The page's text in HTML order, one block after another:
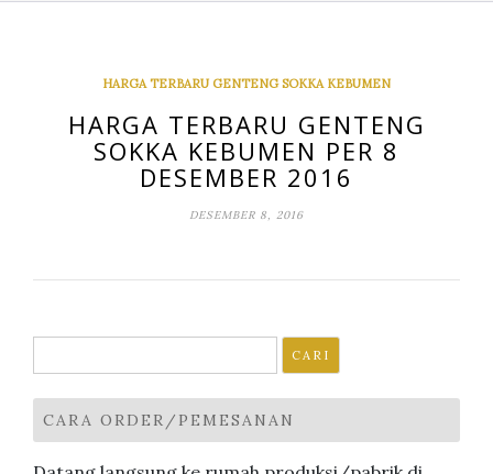
HARGA TERBARU GENTENG SOKKA KEBUMEN
HARGA TERBARU GENTENG
SOKKA KEBUMEN PER 8
DESEMBER 2016
DESEMBER 8, 2016
untuk:
CARA ORDER/PEMESANAN